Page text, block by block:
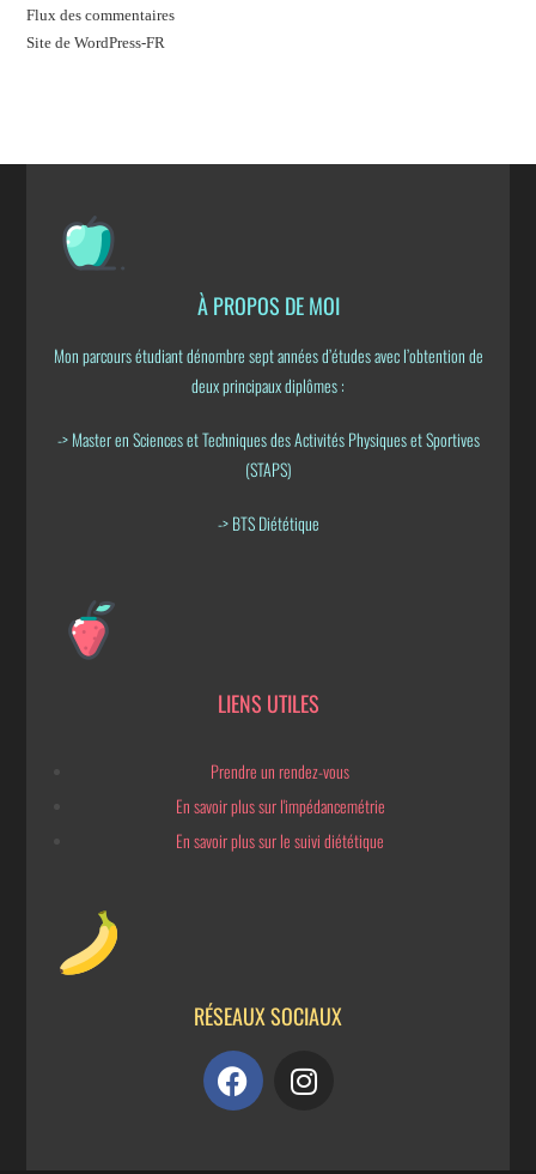
Flux des commentaires
Site de WordPress-FR
À PROPOS DE MOI
Mon parcours étudiant dénombre sept années d’études avec l’obtention de
deux principaux diplômes :
-> Master en Sciences et Techniques des Activités Physiques et Sportives
(STAPS)
-> BTS Diététique
LIENS UTILES
Prendre un rendez-vous
En savoir plus sur l'impédancemétrie
En savoir plus sur le suivi diététique
RÉSEAUX SOCIAUX